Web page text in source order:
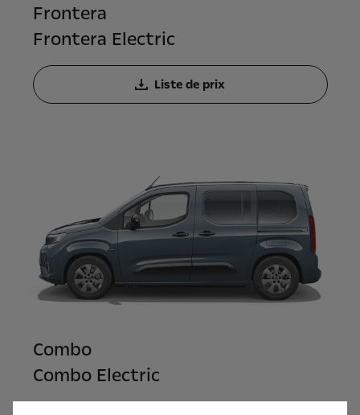
Frontera
Frontera Electric
Liste de prix
Combo
Combo Electric